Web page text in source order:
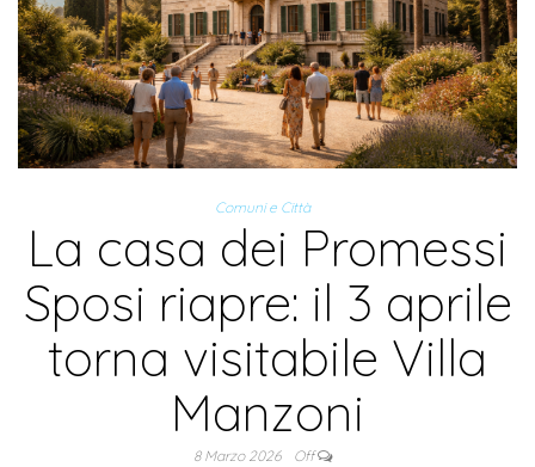
Comuni e Città
La casa dei Promessi
Sposi riapre: il 3 aprile
torna visitabile Villa
Manzoni
8 Marzo 2026 Off